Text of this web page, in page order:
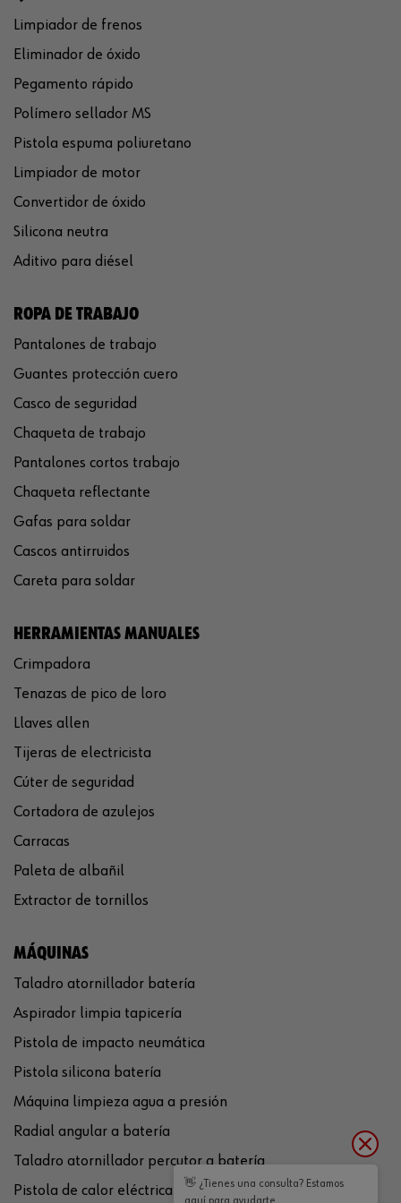
Limpiador de frenos
Eliminador de óxido
Pegamento rápido
Polímero sellador MS
Pistola espuma poliuretano
Limpiador de motor
Convertidor de óxido
Silicona neutra
Aditivo para diésel
ROPA DE TRABAJO
Pantalones de trabajo
Guantes protección cuero
Casco de seguridad
Chaqueta de trabajo
Pantalones cortos trabajo
Chaqueta reflectante
Gafas para soldar
Cascos antirruidos
Careta para soldar
HERRAMIENTAS MANUALES
Crimpadora
Tenazas de pico de loro
Llaves allen
Tijeras de electricista
Cúter de seguridad
Cortadora de azulejos
Carracas
Paleta de albañil
Extractor de tornillos
MÁQUINAS
Taladro atornillador batería
Aspirador limpia tapicería
Pistola de impacto neumática
Pistola silicona batería
Máquina limpieza agua a presión
Radial angular a batería
Taladro atornillador percutor a batería
Pistola de calor eléctrica
👋 ¿Tienes una consulta? Estamos